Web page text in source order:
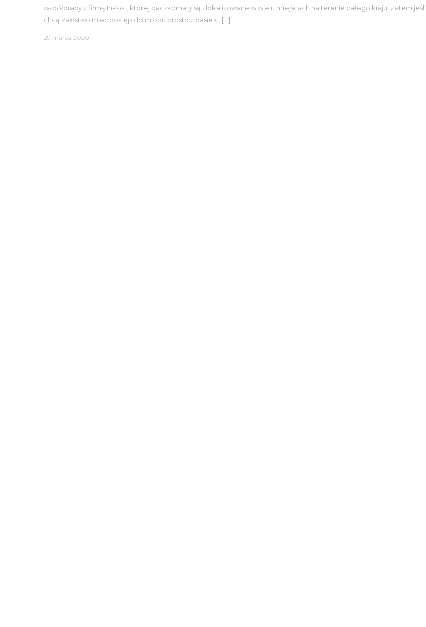
współpracy z firmą InPost, której paczkomaty są zlokalizowane w wielu miejscach na terenie całego kraju. Zatem jeśli
chcą Państwo mieć dostęp do miodu prosto z pasieki, […]
29 marca 2020